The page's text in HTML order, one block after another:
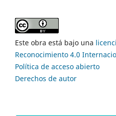
Este obra está bajo una
Reconocimiento 4.0
Política de acceso abierto
Derechos de autor